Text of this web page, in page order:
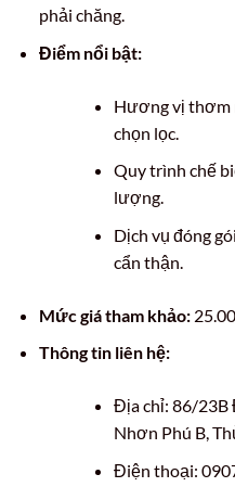
phải chăng.
Điểm nổi bật:
Hương vị thơm
chọn lọc.
Quy trình chế
lượng.
Dịch vụ đóng
cẩn thận.
Mức giá tham khảo:
Thông tin liên hệ:
Địa chỉ: 86/23B
Nhơn Phú B,
Điện thoại: